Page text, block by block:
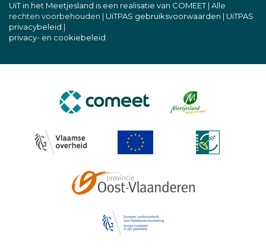
UiT in het Meetjesland is een realisatie van COMEET| Alle
rechten voorbehouden | UiTPAS gebruiksvoorwaarden | UiTPAS
privacybeleid |
privacy- en cookiebeleid